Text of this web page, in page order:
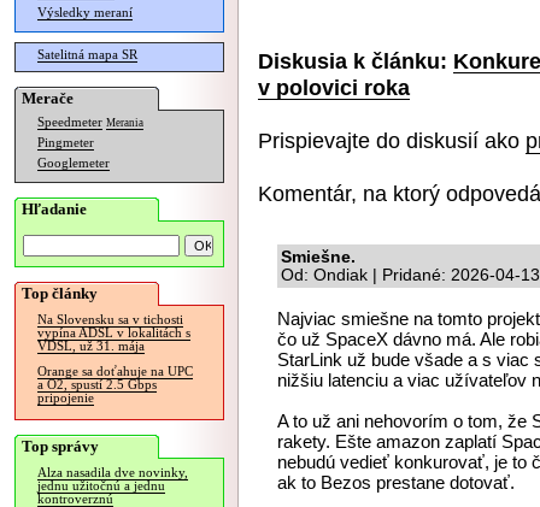
Výsledky meraní
Satelitná mapa SR
Merače
Speedmeter Merania
Pingmeter
Googlemeter
Hľadanie
Top články
Na Slovensku sa v tichosti
vypína ADSL v lokalitách s
VDSL, už 31. mája
Orange sa doťahuje na UPC
a O2, spustí 2.5 Gbps
pripojenie
Top správy
Alza nasadila dve novinky,
jednu užitočnú a jednu
kontroverznú
Diskusia k článku:
v polovici roka
Prispievajte do diskusií ako
Komentár, na ktorý
Smiešne.
Od: Ondiak | Pridané: 2026-04-
Najviac smiešne na tomto
čo už SpaceX dávno má. Ale
StarLink už bude všade a s viac
nižšiu latenciu a viac užívateľov
A to už ani nehovorím o tom, že
rakety. Ešte amazon zaplatí
nebudú vedieť konkurovať, je to
ak to Bezos prestane dotovať.